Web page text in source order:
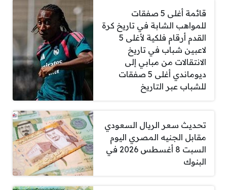
قائمة أغلى 5 صفقات
للمواهب الشابة في تاريخ كرة
القدم أرقام فلكية لأغلى 5
لاعبين شباب في تاريخ
الانتقالات من مبابي إلى
ديوماندي أغلى 5 صفقات
للشباب عبر التاريخ
تحديث سعر الريال السعودي
مقابل الجنيه المصري اليوم
السبت 8 أغسطس 2026 في
البنوك